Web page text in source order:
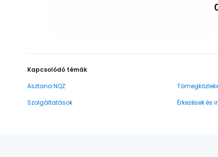
Kapcsolódó témák
Asztana NQZ
Szolgáltatások
Érkezések és